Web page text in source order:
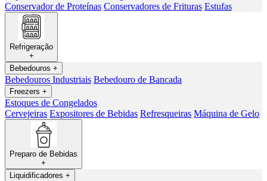
Conservador de Proteínas Conservadores de Frituras Estufas
Refrigeração
+
Bebedouros +
Bebedouros Industriais Bebedouro de Bancada
Freezers +
Estoques de Congelados
Cervejeiras Expositores de Bebidas Refresqueiras Máquina de Gelo
Preparo de Bebidas
+
Liquidificadores +